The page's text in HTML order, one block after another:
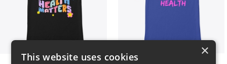
×
This website uses cookies